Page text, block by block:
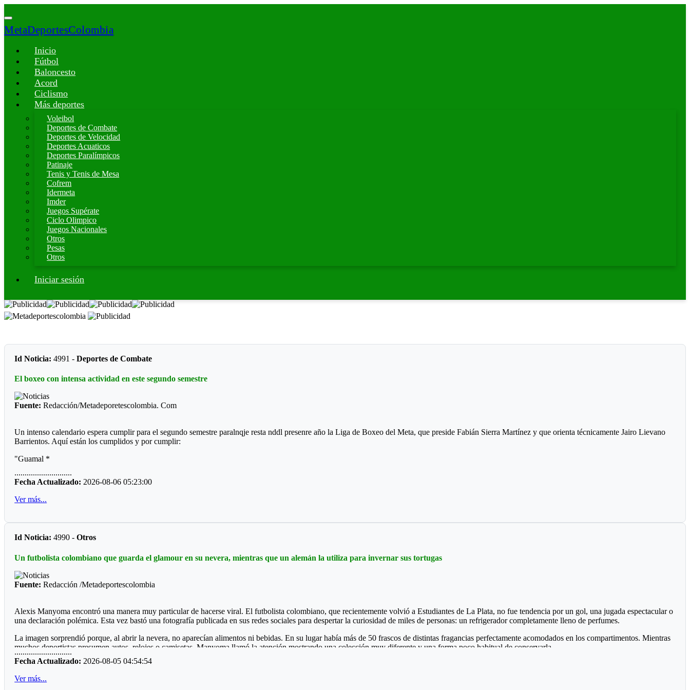
MetaDeportesColombia
Inicio
Fútbol
Baloncesto
Acord
Ciclismo
Más deportes
Voleibol
Deportes de Combate
Deportes de Velocidad
Deportes Acuaticos
Deportes Paralímpicos
Patinaje
Tenis y Tenis de Mesa
Cofrem
Idermeta
Imder
Juegos Supérate
Ciclo Olimpico
Juegos Nacionales
Otros
Pesas
Otros
Iniciar sesión
Id Noticia: 4991 -Deportes de Combate
El boxeo con intensa actividad en este segundo semestre
Fuente: Redacción/Metadeporetescolombia. Com
Un intenso calendario espera cumplir para el segundo semestre paralnqje resta nddl presenre año la Liga de Boxeo del Meta, que preside Fabián Sierra Martínez y que orienta técnicamente Jairo Lievano
Barrientos. Aquí están los cumplidos y por cumplir:
"Guamal *
El pasado fin de semana se cumplió en el polideportivo del municipio de Guamaluna interesante velada qué fue patrocinada por el alcalde a José Fernando Peña Rabelo y coordinada por el entrenador local
Miguel Medina.
Llamo la atención que el ring fue construido por la comunidad deportiva, hubo dos pantallas LED, sonido profesional, juego de luces, quince combates y una buena asistencia de público.
*Mesetas *
Sin apoyo oficial, el profesor Jesús Emilio Moreno Córdoba, prepara la sexta edición del Torneo qué se ha convertido en un campeonato de departamental, ya que hace presencia la gran mayoría
Por qué será, que las entidades deporte, ya sean del orden departamental o municipal le hacen "el feo" a eventos, que valen la pena ver los recursos del Estado bien invertidos.
............................
Fecha Actualizado: 2026-08-06 05:23:00
Ver más...
Id Noticia: 4990 -Otros
Un futbolista colombiano que guarda el glamour en su nevera, mientras que un alemán la utiliza para invernar sus tortugas
Fuente: Redacción /Metadeportescolombia
Alexis Manyoma encontró una manera muy particular de hacerse viral. El futbolista colombiano, que recientemente volvió a Estudiantes de La Plata, no fue tendencia por un gol, una jugada espectacular o
una declaración polémica. Esta vez bastó una fotografía publicada en sus redes sociales para despertar la curiosidad de miles de personas: un refrigerador completamente lleno de perfumes.
La imagen sorprendió porque, al abrir la nevera, no aparecían alimentos ni bebidas. En su lugar había más de 50 frascos de distintas fragancias perfectamente acomodados en los compartimentos. Mientras
muchos deportistas presumen autos, relojes o camisetas, Manyoma llamó la atención mostrando una colección muy diferente y una forma poco habitual de conservarla.
*Reacciones*
Como era de esperarse, las redes sociales reaccionaron de inmediato. “Amigo, tu heladera vale más que mi casa”, escribió un usuario. Otros bromearon preguntando si ese día almorzaría un perfume de la
............................
Fecha Actualizado: 2026-08-05 04:54:54
Ver más...